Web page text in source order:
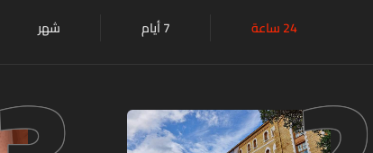
24 ساعة 7 أيام شهر